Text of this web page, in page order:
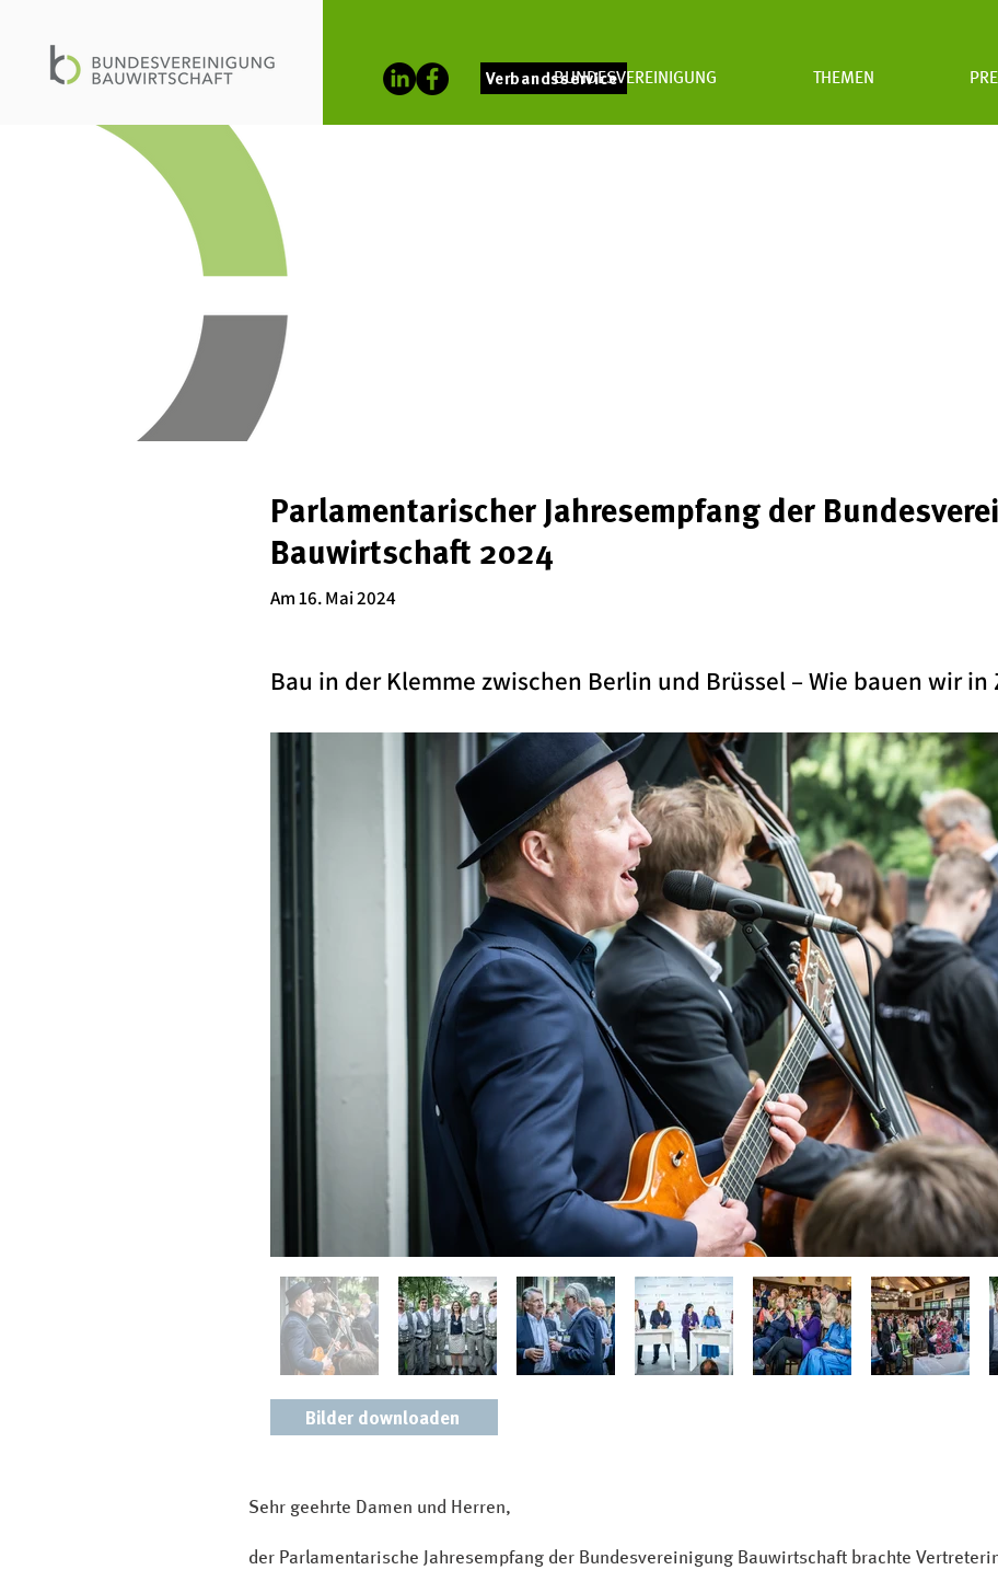
VerbandsserviceBUNDESVEREINIGUNG THEMEN
Parlamentarischer Jahresempfang der
Bauwirtschaft 2024
Am 16. Mai 2024
Bau in der Klemme zwischen Berlin und Brüssel – Wie bauen wir in
Bilder downloaden
Sehr geehrte Damen und Herren,
der Parlamentarische Jahresempfang der Bundesvereinigung Bauwirtschaft brachte